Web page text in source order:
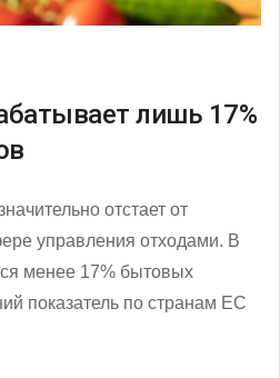
лишь 17%
отстает от
управления отходами. В
менее 17% бытовых
показатель по странам ЕС